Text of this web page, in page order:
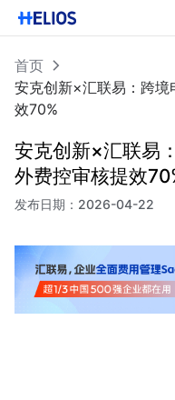
首页
安克创新×汇联易：跨境
效70%
安克创新×汇联易
外费控审核提效
发布日期： 2026-04-22